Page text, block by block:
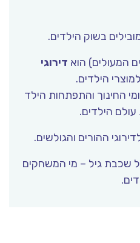
בשוק הילדים.
המעולים) הוא דירוגי
הילדים.
מתחומי החינוך והתפתחות הילד
הילדים.
ההורים והגולשים.
שכבת גיל – מי המשחקים